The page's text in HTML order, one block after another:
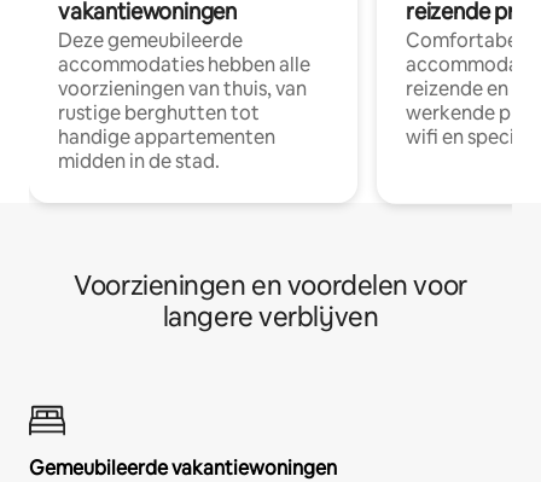
vakantiewoningen
Deze gemeubileerde
accommodaties hebben alle
voorzieningen van thuis, van
rustige berghutten tot
handige appartementen
midden in de stad.
reizende
Comfortabele
reizende en
werkende
wifi en
Voorzieningen en voordelen voor
langere verblijven
Gemeubileerde vakantiewoningen